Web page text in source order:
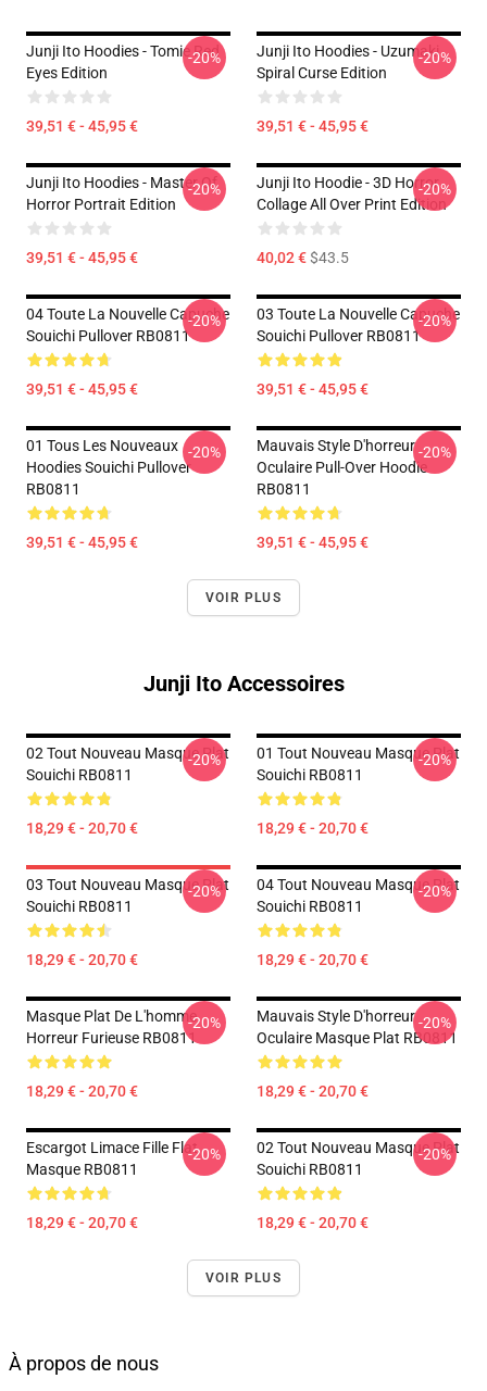
Junji Ito Hoodies - Tomie Red
Eyes Edition
39,51 € - 45,95 €
-20%
Junji Ito Hoodies - Uzumaki
Spiral Curse Edition
39,51 € - 45,95 €
-20%
Junji Ito Hoodies - Master Of
Horror Portrait Edition
39,51 € - 45,95 €
-20%
Junji Ito Hoodie - 3D Horror
Collage All Over Print Edition
40,02 €$43.5
-20%
04 Toute La Nouvelle Capuche
Souichi Pullover RB0811
39,51 € - 45,95 €
-20%
03 Toute La Nouvelle Capuche
Souichi Pullover RB0811
39,51 € - 45,95 €
-20%
01 Tous Les Nouveaux
Hoodies Souichi Pullover
RB0811
39,51 € - 45,95 €
-20%
Mauvais Style D'horreur
Oculaire Pull-Over Hoodie
RB0811
39,51 € - 45,95 €
-20%
VOIR PLUS
Junji Ito Accessoires
02 Tout Nouveau Masque Plat
Souichi RB0811
18,29 € - 20,70 €
-20%
01 Tout Nouveau Masque Plat
Souichi RB0811
18,29 € - 20,70 €
-20%
03 Tout Nouveau Masque Plat
Souichi RB0811
18,29 € - 20,70 €
-20%
04 Tout Nouveau Masque Plat
Souichi RB0811
18,29 € - 20,70 €
-20%
Masque Plat De L'homme
Horreur Furieuse RB0811
18,29 € - 20,70 €
-20%
Mauvais Style D'horreur
Oculaire Masque Plat RB0811
18,29 € - 20,70 €
-20%
Escargot Limace Fille Flat
Masque RB0811
18,29 € - 20,70 €
-20%
02 Tout Nouveau Masque Plat
Souichi RB0811
18,29 € - 20,70 €
-20%
VOIR PLUS
À propos de nous